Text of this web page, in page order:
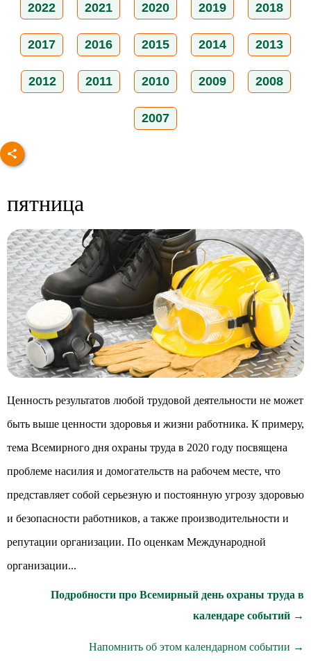
2022 2021 2020 2019 2018
2017 2016 2015 2014 2013
2012 2011 2010 2009 2008
2007
пятница
Ценность результатов любой трудовой деятельности не может
быть выше ценности здоровья и жизни работника. К примеру,
тема Всемирного дня охраны труда в 2020 году посвящена
проблеме насилия и домогательств на рабочем месте, что
представляет собой серьезную и постоянную угрозу здоровью
и безопасности работников, а также производительности и
репутации организации. По оценкам Международной
организации...
Подробности про Всемирный день охраны труда в
календаре событий →
Напомнить об этом календарном событии →